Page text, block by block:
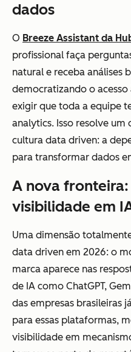
dados
O Breeze Assistant da
profissional faça
natural e receba análises
democratizando o
exigir que toda a equipe
analytics. Isso resolve um
cultura data driven: a
para transformar dados
A nova
visibilidade em
Uma dimensão
data driven em 2026: o
marca aparece nas
de IA como ChatGPT,
das empresas brasileiras
para essas plataformas,
visibilidade em